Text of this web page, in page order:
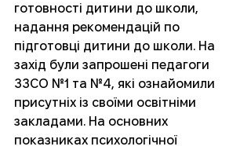
готовності дитини до школи,
надання рекомендацій по
підготовці дитини до школи. На
захід були запрошені педагоги
ЗЗСО №1 та №4, які ознайомили
присутніх із своїми освітніми
закладами. На основних
показниках психологічної